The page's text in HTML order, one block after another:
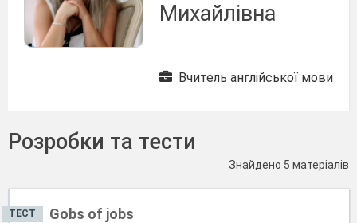
Михайлівна
Вчитель англійської мови
Розробки та тести
Знайдено 5 матеріалів
ТЕСТ Gobs of jobs